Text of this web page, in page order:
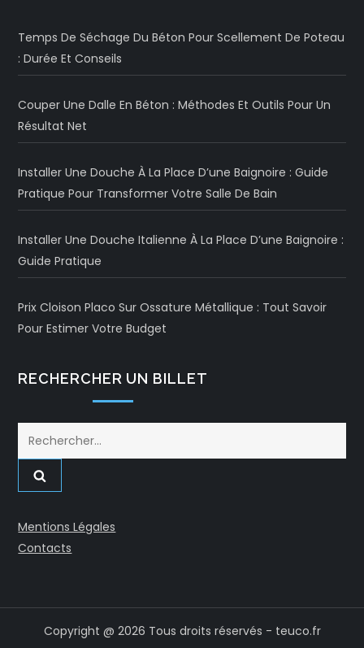
Temps De Séchage Du Béton Pour Scellement De Poteau
: Durée Et Conseils
Couper Une Dalle En Béton : Méthodes Et Outils Pour Un
Résultat Net
Installer Une Douche À La Place D’une Baignoire : Guide
Pratique Pour Transformer Votre Salle De Bain
Installer Une Douche Italienne À La Place D’une Baignoire :
Guide Pratique
Prix Cloison Placo Sur Ossature Métallique : Tout Savoir
Pour Estimer Votre Budget
RECHERCHER UN BILLET
Rechercher :
Mentions Légales
Contacts
Copyright @ 2026 Tous droits réservés - teuco.fr